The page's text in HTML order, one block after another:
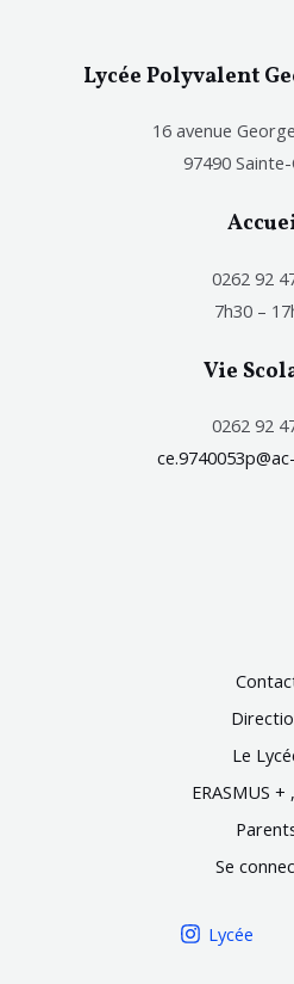
Lycée Polyvalent
16 avenue
97490
0262 92
7h30 –
Vie
0262 92
Le
ERASMUS +
Se
Lycée